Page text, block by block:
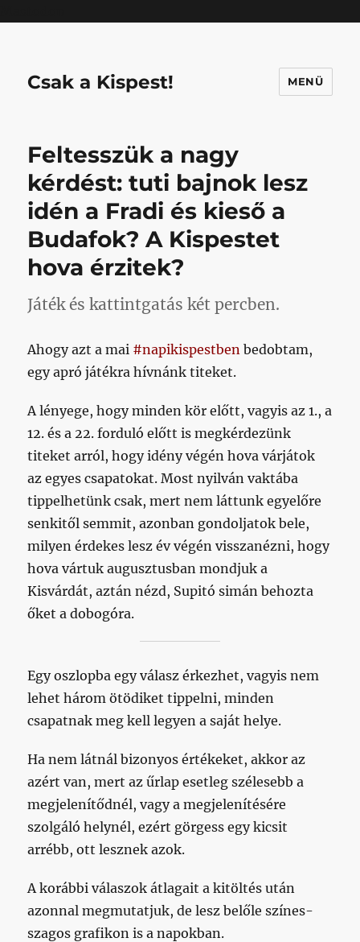
Csak a Kispest! MENÜ
Feltesszük a nagy
kérdést: tuti bajnok lesz
idén a Fradi és kieső a
Budafok? A Kispestet
hova érzitek?
Játék és kattintgatás két percben.
Ahogy azt a mai #napikispestben bedobtam,
egy apró játékra hívnánk titeket.
A lényege, hogy minden kör előtt, vagyis az 1., a
12. és a 22. forduló előtt is megkérdezünk
titeket arról, hogy idény végén hova várjátok
az egyes csapatokat. Most nyilván vaktába
tippelhetünk csak, mert nem láttunk egyelőre
senkitől semmit, azonban gondoljatok bele,
milyen érdekes lesz év végén visszanézni, hogy
hova vártuk augusztusban mondjuk a
Kisvárdát, aztán nézd, Supitó simán behozta
őket a dobogóra.
Egy oszlopba egy válasz érkezhet, vagyis nem
lehet három ötödiket tippelni, minden
csapatnak meg kell legyen a saját helye.
Ha nem látnál bizonyos értékeket, akkor az
azért van, mert az űrlap esetleg szélesebb a
megjelenítődnél, vagy a megjelenítésére
szolgáló helynél, ezért görgess egy kicsit
arrébb, ott lesznek azok.
A korábbi válaszok átlagait a kitöltés után
azonnal megmutatjuk, de lesz belőle színes-
szagos grafikon is a napokban.